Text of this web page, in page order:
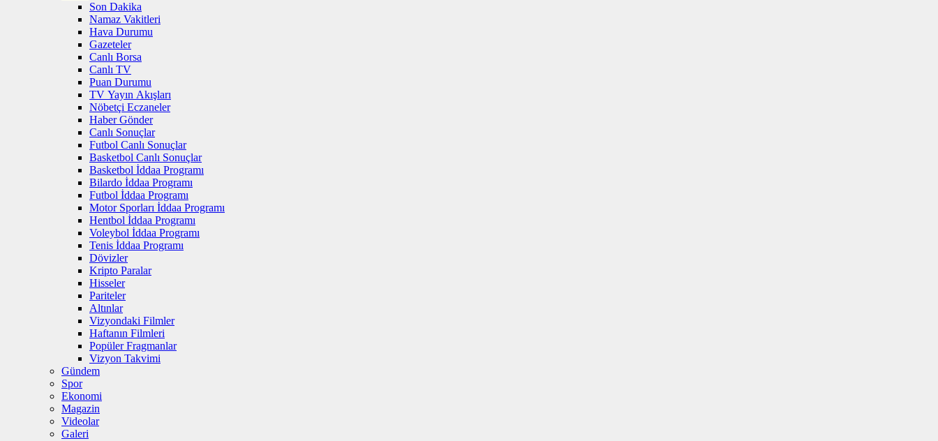
Son Dakika
Namaz Vakitleri
Hava Durumu
Gazeteler
Canlı Borsa
Canlı TV
Puan Durumu
TV Yayın Akışları
Nöbetçi Eczaneler
Haber Gönder
Canlı Sonuçlar
Futbol Canlı Sonuçlar
Basketbol Canlı Sonuçlar
Basketbol İddaa Programı
Bilardo İddaa Programı
Futbol İddaa Programı
Motor Sporları İddaa Programı
Hentbol İddaa Programı
Voleybol İddaa Programı
Tenis İddaa Programı
Dövizler
Kripto Paralar
Hisseler
Pariteler
Altınlar
Vizyondaki Filmler
Haftanın Filmleri
Popüler Fragmanlar
Vizyon Takvimi
Gündem
Spor
Ekonomi
Magazin
Videolar
Galeri